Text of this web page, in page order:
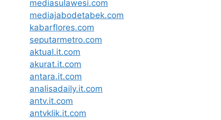
mediasulawesi.com
mediajabodetabek.com
kabarflores.com
seputarmetro.com
aktual.it.com
akurat.it.com
antara.it.com
analisadaily.it.com
antv.it.com
antvklik.it.com